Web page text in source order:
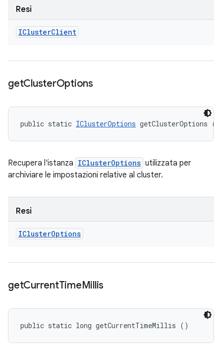
Resi
IClusterClient
getClusterOptions
public static IClusterOptions getClusterOptions ()
Recupera l'istanza IClusterOptions utilizzata per
archiviare le impostazioni relative al cluster.
Resi
IClusterOptions
getCurrentTimeMillis
public static long getCurrentTimeMillis ()